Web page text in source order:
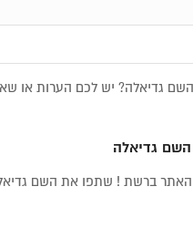
גדיאלה? יש לכם הערות או
גדיאלה
האתר ברשת ! שתפו את השם